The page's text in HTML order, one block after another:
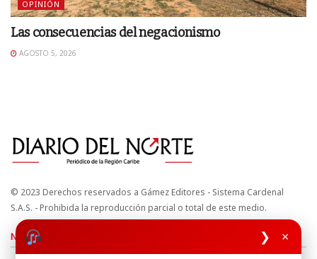
❯ ×
OPINIÓN
Las consecuencias del negacionismo
AGOSTO 5, 2026
© 2023 Derechos reservados a Gámez Editores - Sistema Cardenal
S.A.S. - Prohibida la reproducción parcial o total de este medio.
Nuestros sitios